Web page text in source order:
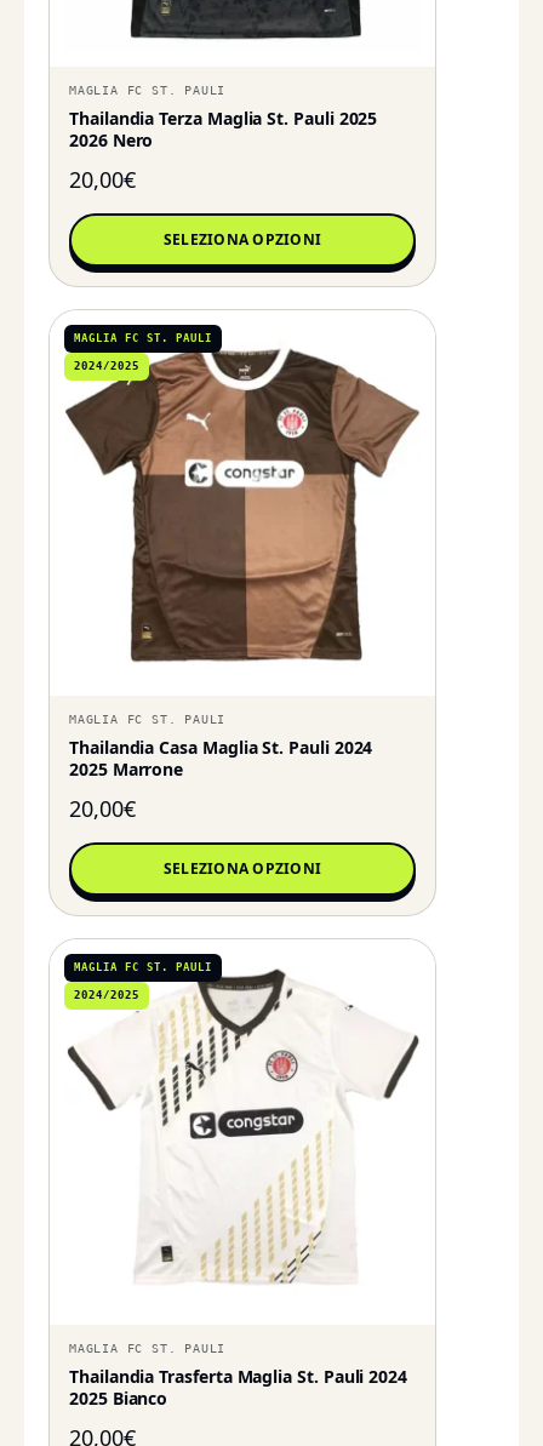
MAGLIA FC ST. PAULI
Thailandia Terza Maglia St. Pauli 2025
2026 Nero
20,00€
SELEZIONA OPZIONI
MAGLIA FC ST. PAULI
2024/2025
MAGLIA FC ST. PAULI
Thailandia Casa Maglia St. Pauli 2024
2025 Marrone
20,00€
SELEZIONA OPZIONI
MAGLIA FC ST. PAULI
2024/2025
MAGLIA FC ST. PAULI
Thailandia Trasferta Maglia St. Pauli 2024
2025 Bianco
20,00€